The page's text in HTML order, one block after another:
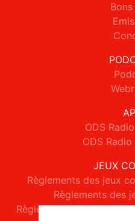
ODS
ODS
JEUX
Règlements des jeux
Règlements des
Règlements des jeux